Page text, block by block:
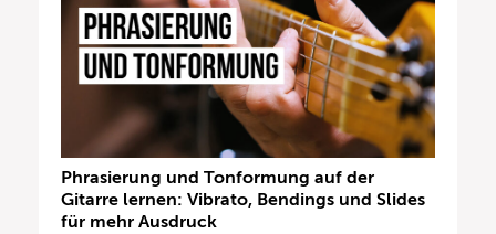
Phrasierung und Tonformung auf der
Gitarre lernen: Vibrato, Bendings und Slides
für mehr Ausdruck